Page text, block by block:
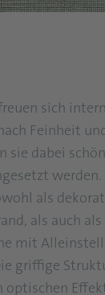
sich
Feinheit
sie dabei
werden.
als
als auch
mit
griffige